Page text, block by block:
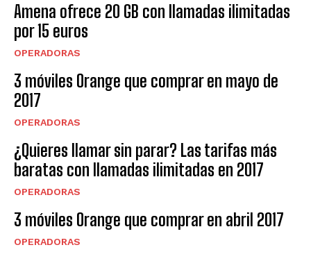
Amena ofrece 20 GB con llamadas ilimitadas
por 15 euros
OPERADORAS
3 móviles Orange que comprar en mayo de
2017
OPERADORAS
¿Quieres llamar sin parar? Las tarifas más
baratas con llamadas ilimitadas en 2017
OPERADORAS
3 móviles Orange que comprar en abril 2017
OPERADORAS